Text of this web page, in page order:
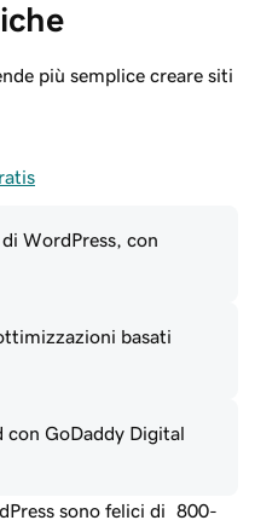
più semplice creare siti
WordPress, con
basati
con GoDaddy Digital
sono felici di
800-